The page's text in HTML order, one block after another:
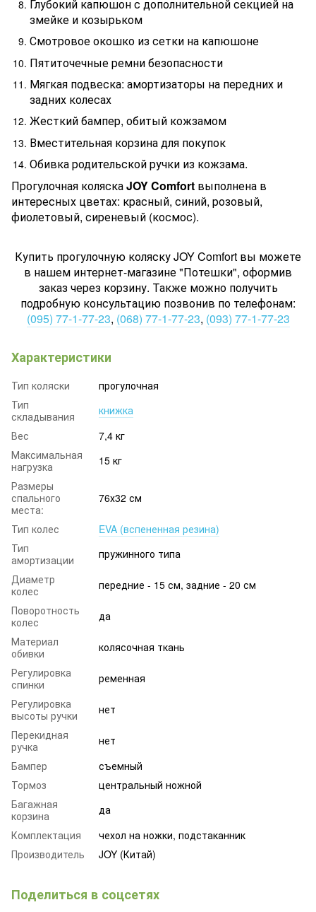
Глубокий капюшон с дополнительной секцией на
змейке и козырьком
Смотровое окошко из сетки на капюшоне
Пятиточечные ремни безопасности
Мягкая подвеска: амортизаторы на передних и
задних колесах
Жесткий бампер, обитый кожзамом
Вместительная корзина для покупок
Обивка родительской ручки из кожзама.
Прогулочная коляскаJOY Comfort выполнена в
интересных цветах: красный, синий, розовый,
фиолетовый, сиреневый (космос).
Купить прогулочную коляску JOY Comfort вы можете
в нашем интернет-магазине "Потешки", оформив
заказ через корзину. Также можно получить
подробную консультацию позвонив по телефонам:
(095) 77-1-77-23, (068) 77-1-77-23, (093) 77-1-77-23
Характеристики
Тип коляски
прогулочная
Тип
складывания
книжка
Вес
7,4 кг
Максимальная
нагрузка
15 кг
Размеры
спального
места:
76х32 см
Тип колес
EVA (вспененная резина)
Тип
амортизации
пружинного типа
Диаметр
колес
передние - 15 см, задние - 20 см
Поворотность
колес
да
Материал
обивки
колясочная ткань
Регулировка
спинки
ременная
Регулировка
высоты ручки
нет
Перекидная
ручка
нет
Бампер
съемный
Тормоз
центральный ножной
Багажная
корзина
да
Комплектация
чехол на ножки, подстаканник
Производитель
JOY (Китай)
Поделиться в соцсетях